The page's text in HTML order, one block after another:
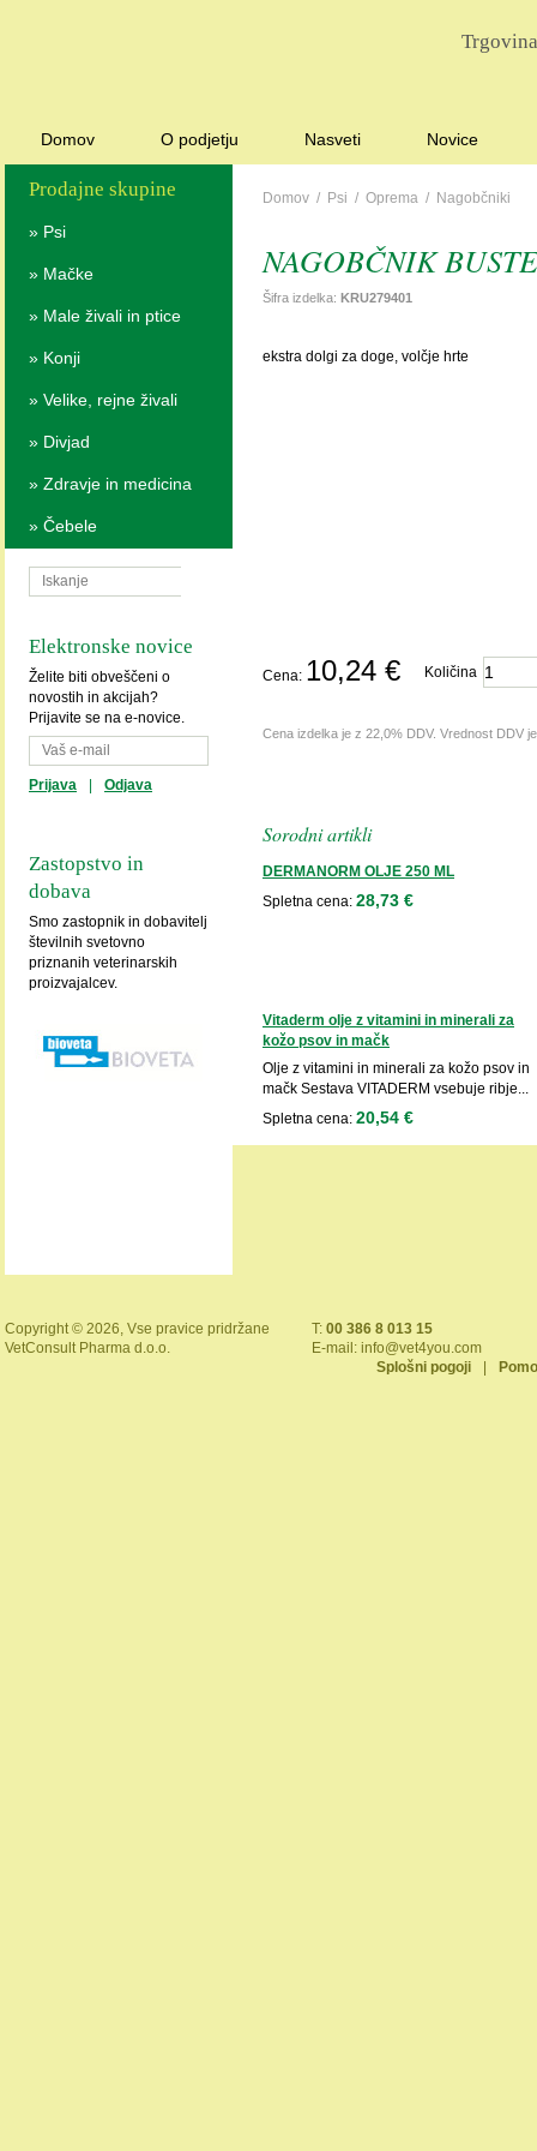
Domov O podjetju Nasveti Novice
Prodajne skupine
» Psi
» Mačke
» Male živali in ptice
» Konji
» Velike, rejne živali
» Divjad
» Zdravje in medicina
» Čebele
Elektronske novice
Želite biti obveščeni o
novostih in akcijah?
Prijavite se na e-novice.
Prijava Odjava
Zastopstvo in
dobava
Smo zastopnik in dobavitelj
številnih svetovno
priznanih veterinarskih
proizvajalcev.
Domov / Psi / Oprema / Nagobčniki
NAGOBČNIK
Šifra izdelka: KRU279401
ekstra dolgi za doge, volčje hrte
Cena: 10,24 € Količina
Cena izdelka je z 22,0% DDV. Vrednost DDV
Sorodni artikli
DERMANORM OLJE 250 ML
Spletna cena: 28,73 €
Vitaderm olje z vitamini in minerali za
kožo psov in mačk
Olje z vitamini in minerali za kožo psov in
mačk Sestava VITADERM vsebuje ribje...
Spletna cena: 20,54 €
Copyright © 2026, Vse pravice pridržane
VetConsult Pharma d.o.o.
T: 00 386 8 013 15
E-mail: info@vet4you.com
Splošni pogoji